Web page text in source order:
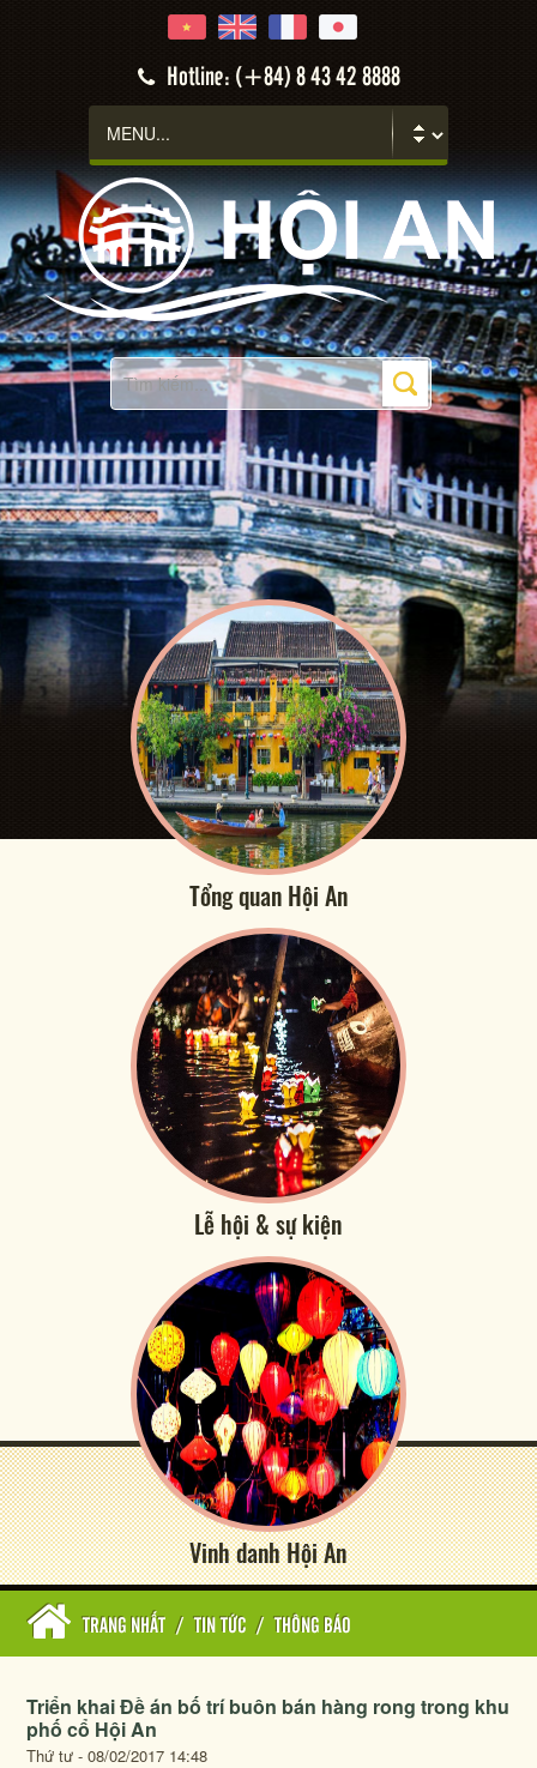
Hotline: (+84) 8 43 42 8888
Tổng quan Hội An
Lễ hội & sự kiện
Vinh danh Hội An
TRANG NHẤT / TIN TỨC / THÔNG BÁO
Triển khai Đề án bố trí buôn bán hàng rong trong khu
phố cổ Hội An
Thứ tư - 08/02/2017 14:48